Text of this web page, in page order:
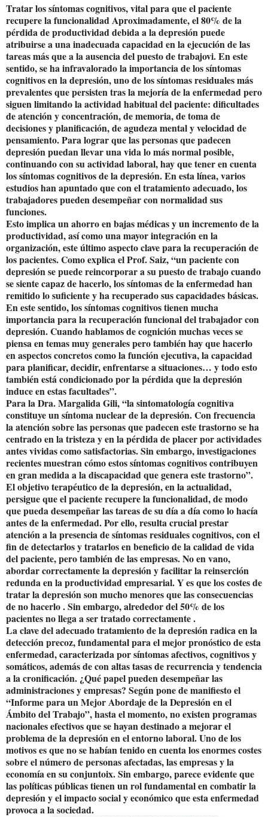
Tratar los síntomas cognitivos, vital para que el paciente
recupere la funcionalidad Aproximadamente, el 80% de la
pérdida de productividad debida a la depresión puede
atribuirse a una inadecuada capacidad en la ejecución de las
tareas más que a la ausencia del puesto de trabajovi. En este
sentido, se ha infravalorado la importancia de los síntomas
cognitivos en la depresión, uno de los síntomas residuales más
prevalentes que persisten tras la mejoría de la enfermedad pero
siguen limitando la actividad habitual del paciente: dificultades
de atención y concentración, de memoria, de toma de
decisiones y planificación, de agudeza mental y velocidad de
pensamiento. Para lograr que las personas que padecen
depresión puedan llevar una vida lo más normal posible,
continuando con su actividad laboral, hay que tener en cuenta
los síntomas cognitivos de la depresión. En esta línea, varios
estudios han apuntado que con el tratamiento adecuado, los
trabajadores pueden desempeñar con normalidad sus
funciones.
Esto implica un ahorro en bajas médicas y un incremento de la
productividad, así como una mayor integración en la
organización, este último aspecto clave para la recuperación de
los pacientes. Como explica el Prof. Saiz, “un paciente con
depresión se puede reincorporar a su puesto de trabajo cuando
se siente capaz de hacerlo, los síntomas de la enfermedad han
remitido lo suficiente y ha recuperado sus capacidades básicas.
En este sentido, los síntomas cognitivos tienen mucha
importancia para la recuperación funcional del trabajador con
depresión. Cuando hablamos de cognición muchas veces se
piensa en temas muy generales pero también hay que hacerlo
en aspectos concretos como la función ejecutiva, la capacidad
para planificar, decidir, enfrentarse a situaciones… y todo esto
también está condicionado por la pérdida que la depresión
induce en estas facultades”.
Para la Dra. Margalida Gili, “la sintomatología cognitiva
constituye un síntoma nuclear de la depresión. Con frecuencia
la atención sobre las personas que padecen este trastorno se ha
centrado en la tristeza y en la pérdida de placer por actividades
antes vividas como satisfactorias. Sin embargo, investigaciones
recientes muestran cómo estos síntomas cognitivos contribuyen
en gran medida a la discapacidad que genera este trastorno”.
El objetivo terapéutico de la depresión, en la actualidad,
persigue que el paciente recupere la funcionalidad, de modo
que pueda desempeñar las tareas de su día a día como lo hacía
antes de la enfermedad. Por ello, resulta crucial prestar
atención a la presencia de síntomas residuales cognitivos, con el
fin de detectarlos y tratarlos en beneficio de la calidad de vida
del paciente, pero también de las empresas. No en vano,
abordar correctamente la depresión y facilitar la reinserción
redunda en la productividad empresarial. Y es que los costes de
tratar la depresión son mucho menores que las consecuencias
de no hacerlo . Sin embargo, alrededor del 50% de los
pacientes no llega a ser tratado correctamente .
La clave del adecuado tratamiento de la depresión radica en la
detección precoz, fundamental para el mejor pronóstico de esta
enfermedad, caracterizada por síntomas afectivos, cognitivos y
somáticos, además de con altas tasas de recurrencia y tendencia
a la cronificación. ¿Qué papel pueden desempeñar las
administraciones y empresas? Según pone de manifiesto el
“Informe para un Mejor Abordaje de la Depresión en el
Ámbito del Trabajo”, hasta el momento, no existen programas
nacionales efectivos que se hayan destinado a mejorar el
problema de la depresión en el entorno laboral. Uno de los
motivos es que no se habían tenido en cuenta los enormes costes
sobre el número de personas afectadas, las empresas y la
economía en su conjuntoix. Sin embargo, parece evidente que
las políticas públicas tienen un rol fundamental en combatir la
depresión y el impacto social y económico que esta enfermedad
provoca a la sociedad.